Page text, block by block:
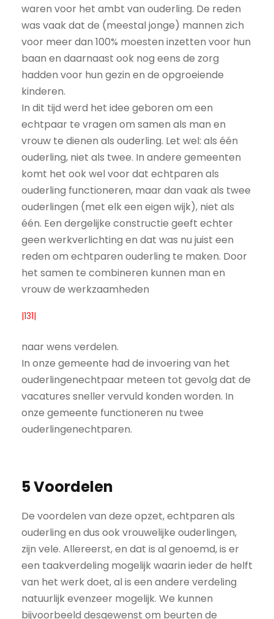
waren voor het ambt van ouderling. De reden
was vaak dat de (meestal jonge) mannen zich
voor meer dan 100% moesten inzetten voor hun
baan en daarnaast ook nog eens de zorg
hadden voor hun gezin en de opgroeiende
kinderen.
In dit tijd werd het idee geboren om een
echtpaar te vragen om samen als man en
vrouw te dienen als ouderling. Let wel: als één
ouderling, niet als twee. In andere gemeenten
komt het ook wel voor dat echtparen als
ouderling functioneren, maar dan vaak als twee
ouderlingen (met elk een eigen wijk), niet als
één. Een dergelijke constructie geeft echter
geen werkverlichting en dat was nu juist een
reden om echtparen ouderling te maken. Door
het samen te combineren kunnen man en
vrouw de werkzaamheden
|131|
naar wens verdelen.
In onze gemeente had de invoering van het
ouderlingenechtpaar meteen tot gevolg dat de
vacatures sneller vervuld konden worden. In
onze gemeente functioneren nu twee
ouderlingenechtparen.
5 Voordelen
De voordelen van deze opzet, echtparen als
ouderling en dus ook vrouwelijke ouderlingen,
zijn vele. Allereerst, en dat is al genoemd, is er
een taakverdeling mogelijk waarin ieder de helft
van het werk doet, al is een andere verdeling
natuurlijk evenzeer mogelijk. We kunnen
bijvoorbeeld desgewenst om beurten de